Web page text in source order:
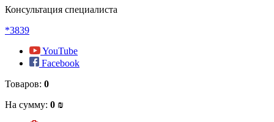
Консультация специалиста
*3839
YouTube
Facebook
Товаров: 0
На сумму: 0 ₪